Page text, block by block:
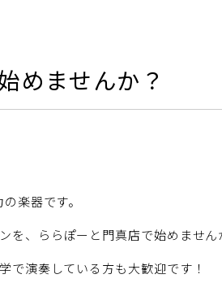
めませんか？
楽器です。
を、ららぽーと門真店で始めません
で演奏している方も大歓迎です！